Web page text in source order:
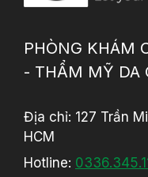
PHÒNG KHÁM
- THẨM MỸ DA
Địa chỉ: 127 Trần
HCM
Hotline: